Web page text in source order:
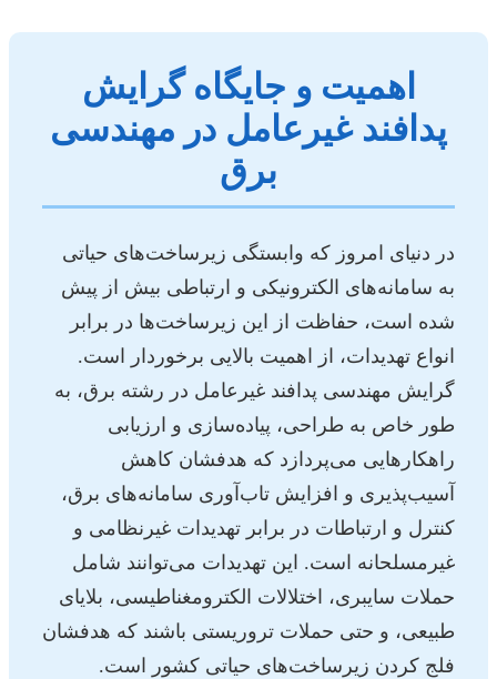
اهمیت و جایگاه گرایش
پدافند غیرعامل در مهندسی
برق
در دنیای امروز که وابستگی زیرساخت‌های حیاتی
به سامانه‌های الکترونیکی و ارتباطی بیش از پیش
شده است، حفاظت از این زیرساخت‌ها در برابر
انواع تهدیدات، از اهمیت بالایی برخوردار است.
گرایش مهندسی پدافند غیرعامل در رشته برق، به
طور خاص به طراحی، پیاده‌سازی و ارزیابی
راهکارهایی می‌پردازد که هدفشان کاهش
آسیب‌پذیری و افزایش تاب‌آوری سامانه‌های برق،
کنترل و ارتباطات در برابر تهدیدات غیرنظامی و
غیرمسلحانه است. این تهدیدات می‌توانند شامل
حملات سایبری، اختلالات الکترومغناطیسی، بلایای
طبیعی، و حتی حملات تروریستی باشند که هدفشان
فلج کردن زیرساخت‌های حیاتی کشور است.